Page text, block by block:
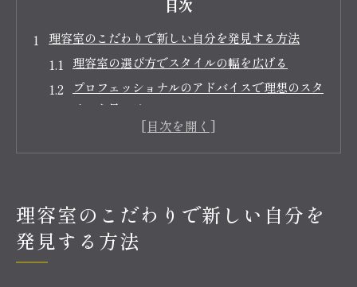
目次
理容室のこだわりで新しい自分を発見する方法
理容室の選び方でスタイルの幅を広げる
プロフェッショナルのアドバイスで理想のスタ
イルを見つける
理容室の環境がもたらすリラクゼーション効果
カウンセリングを活用して自分に合うスタイル
理容室の技術で新しい自分を作り出す
定期的なスタイルチェンジで自信を持続する
理容室のポリシーがあなたのスタイルを変える理由
理容室のこだわりで新しい自分を
発見する方法